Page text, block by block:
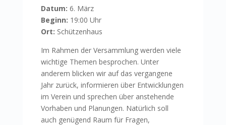
Datum: 6. März
Beginn: 19:00 Uhr
Ort: Schützenhaus
Im Rahmen der Versammlung werden viele
wichtige Themen besprochen. Unter
anderem blicken wir auf das vergangene
Jahr zurück, informieren über Entwicklungen
im Verein und sprechen über anstehende
Vorhaben und Planungen. Natürlich soll
auch genügend Raum für Fragen,